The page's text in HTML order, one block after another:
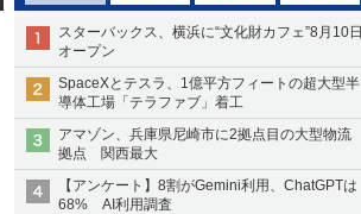
スターバックス、横浜に“文化財カフェ”8月10日
オープン
SpaceXとテスラ、1億平方フィートの超大型半
導体工場「テラファブ」着工
アマゾン、兵庫県尼崎市に2拠点目の大型物流
拠点 関西最大
【アンケート】8割がGemini利用、ChatGPTは
68% AI利用調査